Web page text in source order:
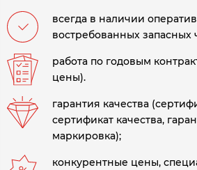
всегда в наличии
востребованных запасных
работа по годовым
цены).
гарантия качества
сертификат качества,
маркировка);
конкурентные цены,